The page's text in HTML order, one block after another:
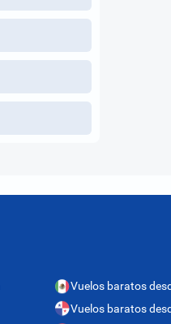
Vuelos baratos
Vuelos baratos